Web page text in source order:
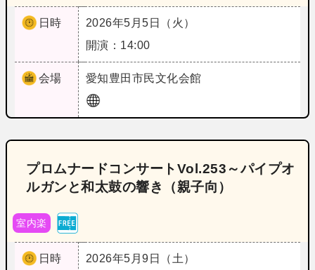
日時
2026年5月5日（火）
開演：14:00
会場 愛知豊田市民文化会館
プロムナードコンサートVol.253～パイプオ
ルガンと和太鼓の響き（親子向）
室内楽
日時
2026年5月9日（土）